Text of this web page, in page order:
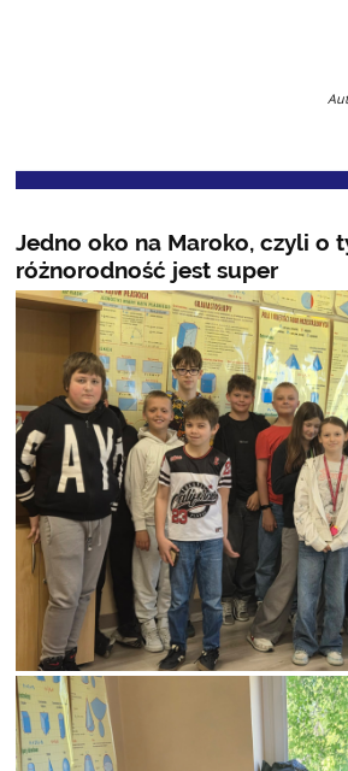
Jedno oko na Maroko, czyli o
różnorodność jest super